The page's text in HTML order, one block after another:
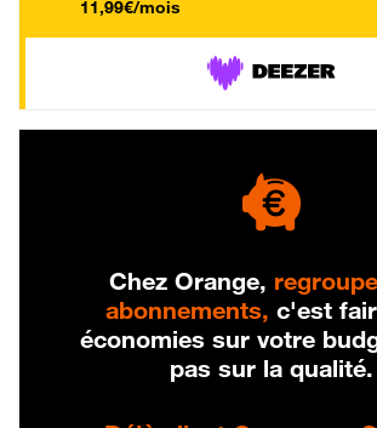
11,99€/mois
Chez Orange,
abonnements, c'est
économies sur votre
pas sur la qualité.